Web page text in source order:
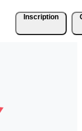
Inscription